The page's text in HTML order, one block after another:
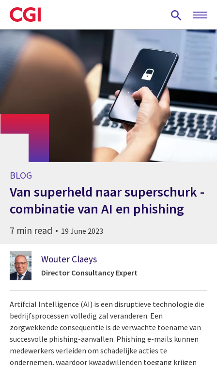
Skip
to
main
content
BLOG
Van superheld naar superschurk -
combinatie van AI en phishing
7 min read 19 June 2023
Wouter Claeys
Director Consultancy Expert
Artifcial Intelligence (AI) is een disruptieve technologie die
bedrijfsprocessen volledig zal veranderen. Een
zorgwekkende consequentie is de verwachte toename van
succesvolle phishing-aanvallen. Phishing e-mails kunnen
medewerkers verleiden om schadelijke acties te
ondernemen, waardoor kwaadwillenden toegang krijgen